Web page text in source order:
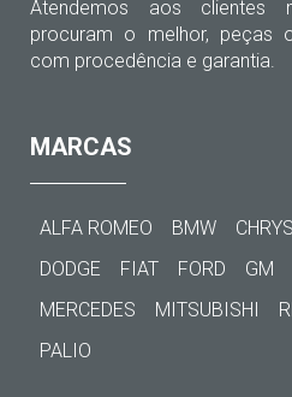
Atendemos aos clientes
procuram o melhor, peças
com procedência e garantia.
MARCAS
ALFA ROMEO BMW
DODGE
FIAT FORD GM
MERCEDES
MITSUBISHI
PALIO